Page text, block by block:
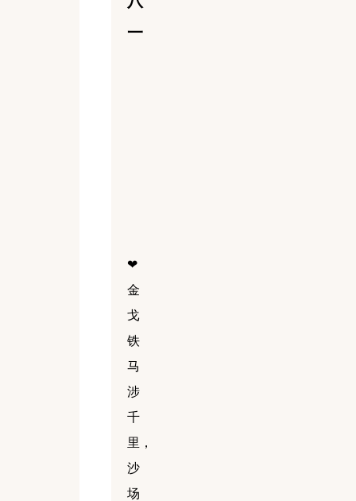
一
❤
金
戈
铁
马
涉
千
里，
沙
场